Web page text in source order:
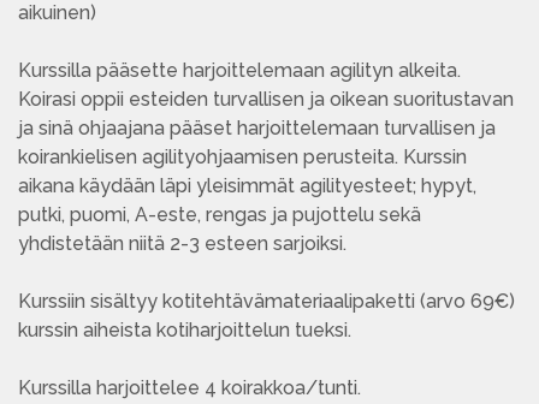
aikuinen)
Kurssilla pääsette harjoittelemaan agilityn alkeita.
Koirasi oppii esteiden turvallisen ja oikean suoritustavan
ja sinä ohjaajana pääset harjoittelemaan turvallisen ja
koirankielisen agilityohjaamisen perusteita. Kurssin
aikana käydään läpi yleisimmät agilityesteet; hypyt,
putki, puomi, A-este, rengas ja pujottelu sekä
yhdistetään niitä 2-3 esteen sarjoiksi.
Kurssiin sisältyy kotitehtävämateriaalipaketti (arvo 69€)
kurssin aiheista kotiharjoittelun tueksi.
Kurssilla harjoittelee 4 koirakkoa/tunti.